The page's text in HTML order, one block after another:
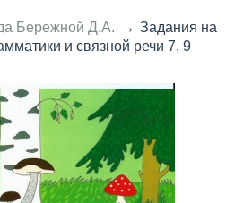
Бережной Д.А. → Задания на
и связной речи 7, 9